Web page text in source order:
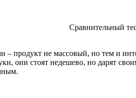
Сравнительный
– продукт не массовый, но тем и
они стоят недешево, но дарят